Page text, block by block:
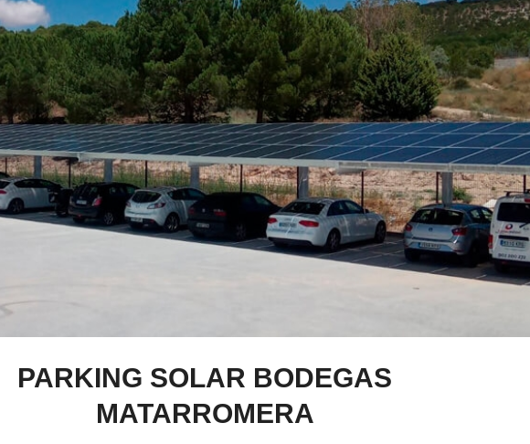
PARKING SOLAR BODEGAS
MATARROMERA